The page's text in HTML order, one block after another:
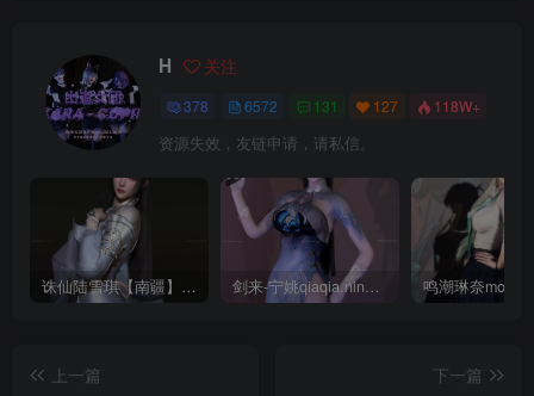
H 关注
378 6572 131 127 118W+
资源失效，友链申请，请私信。
诛仙陆雪琪【南疆】CoveRig 剑来-宁姚qiaqia.ningyao-re.1
上一篇
下一篇